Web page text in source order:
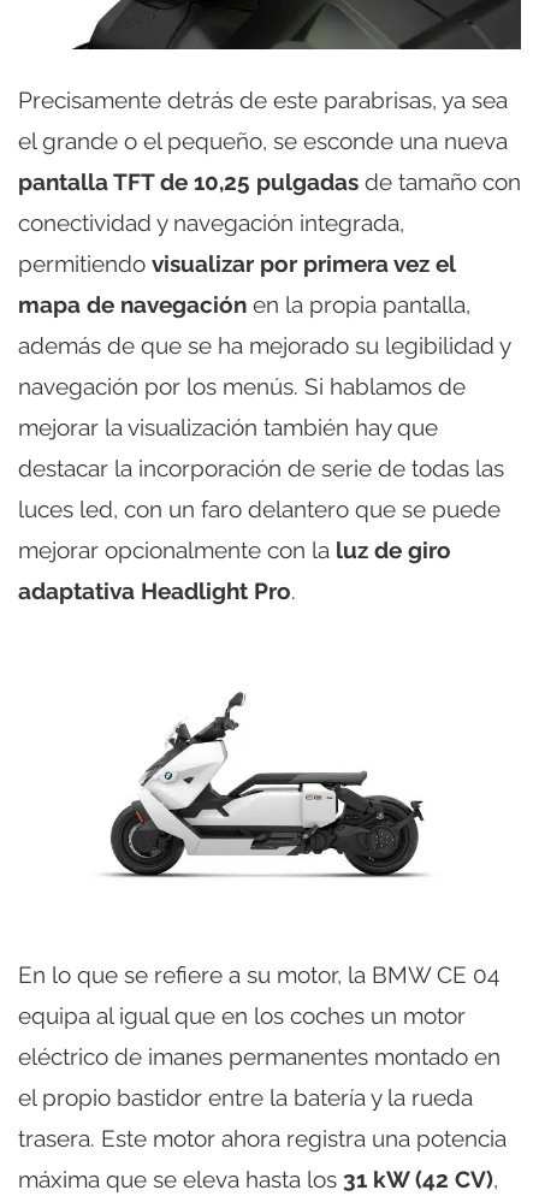
Precisamente detrás de este parabrisas, ya sea
el grande o el pequeño, se esconde una nueva
pantalla TFT de 10,25 pulgadas de tamaño con
conectividad y navegación integrada,
permitiendo visualizar por primera vez el
mapa de navegación en la propia pantalla,
además de que se ha mejorado su legibilidad y
navegación por los menús. Si hablamos de
mejorar la visualización también hay que
destacar la incorporación de serie de todas las
luces led, con un faro delantero que se puede
mejorar opcionalmente con la luz de giro
adaptativa Headlight Pro.
En lo que se refiere a su motor, la BMW CE 04
equipa al igual que en los coches un motor
eléctrico de imanes permanentes montado en
el propio bastidor entre la batería y la rueda
trasera. Este motor ahora registra una potencia
máxima que se eleva hasta los 31 kW (42 CV),